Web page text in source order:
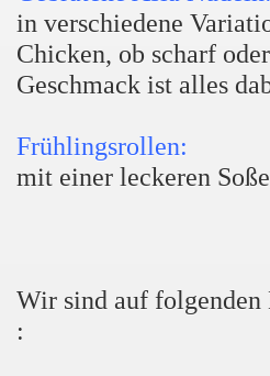
in verschiedene
Chicken, ob scharf
Geschmack ist alles
Frühlingsrollen:
mit einer leckeren
Wir sind auf folgenden
: